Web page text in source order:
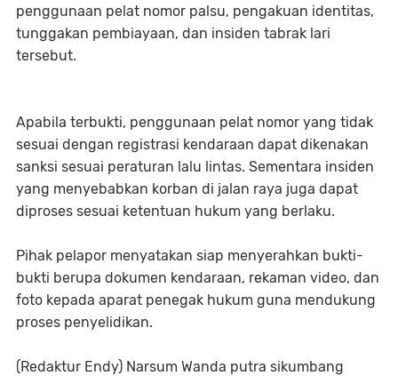
penggunaan pelat nomor palsu, pengakuan identitas,
tunggakan pembiayaan, dan insiden tabrak lari
tersebut.
Apabila terbukti, penggunaan pelat nomor yang tidak
sesuai dengan registrasi kendaraan dapat dikenakan
sanksi sesuai peraturan lalu lintas. Sementara insiden
yang menyebabkan korban di jalan raya juga dapat
diproses sesuai ketentuan hukum yang berlaku.
Pihak pelapor menyatakan siap menyerahkan bukti-
bukti berupa dokumen kendaraan, rekaman video, dan
foto kepada aparat penegak hukum guna mendukung
proses penyelidikan.
(Redaktur Endy) Narsum Wanda putra sikumbang